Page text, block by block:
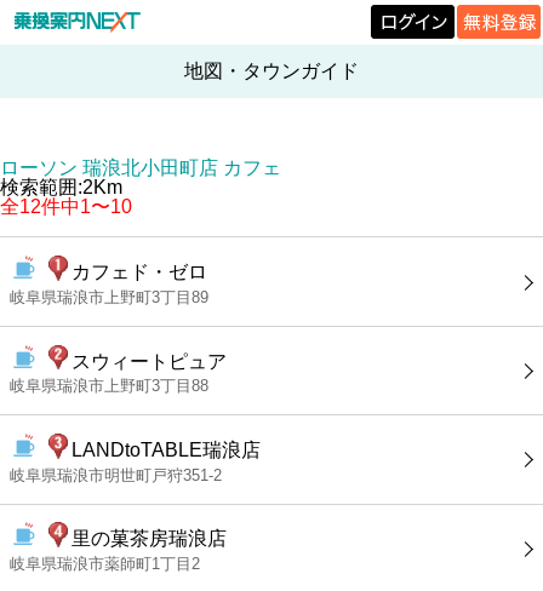
地図・タウンガイド
ローソン 瑞浪北小田町店 カフェ
検索範囲:2Km
全12件中1〜10
カフェド・ゼロ
岐阜県瑞浪市上野町3丁目89
スウィートピュア
岐阜県瑞浪市上野町3丁目88
LANDtoTABLE瑞浪店
岐阜県瑞浪市明世町戸狩351-2
里の菓茶房瑞浪店
岐阜県瑞浪市薬師町1丁目2